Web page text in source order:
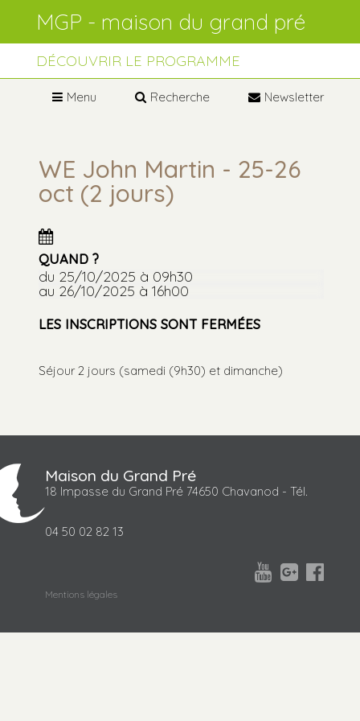
Aller
navigation
personnels
DÉCOUVRIR LE PROGRAMME
Menu Recherche Newsletter
WE John Martin - 25-26
oct (2 jours)
QUAND ?
du 25/10/2025 à 09h30
au 26/10/2025 à 16h00
LES INSCRIPTIONS SONT FERMÉES
Séjour 2 jours (samedi (9h30) et dimanche)
Maison du Grand Pré
18 Impasse du Grand Pré 74650 Chavanod - Tél.
04 50 02 82 13



Mentions légales